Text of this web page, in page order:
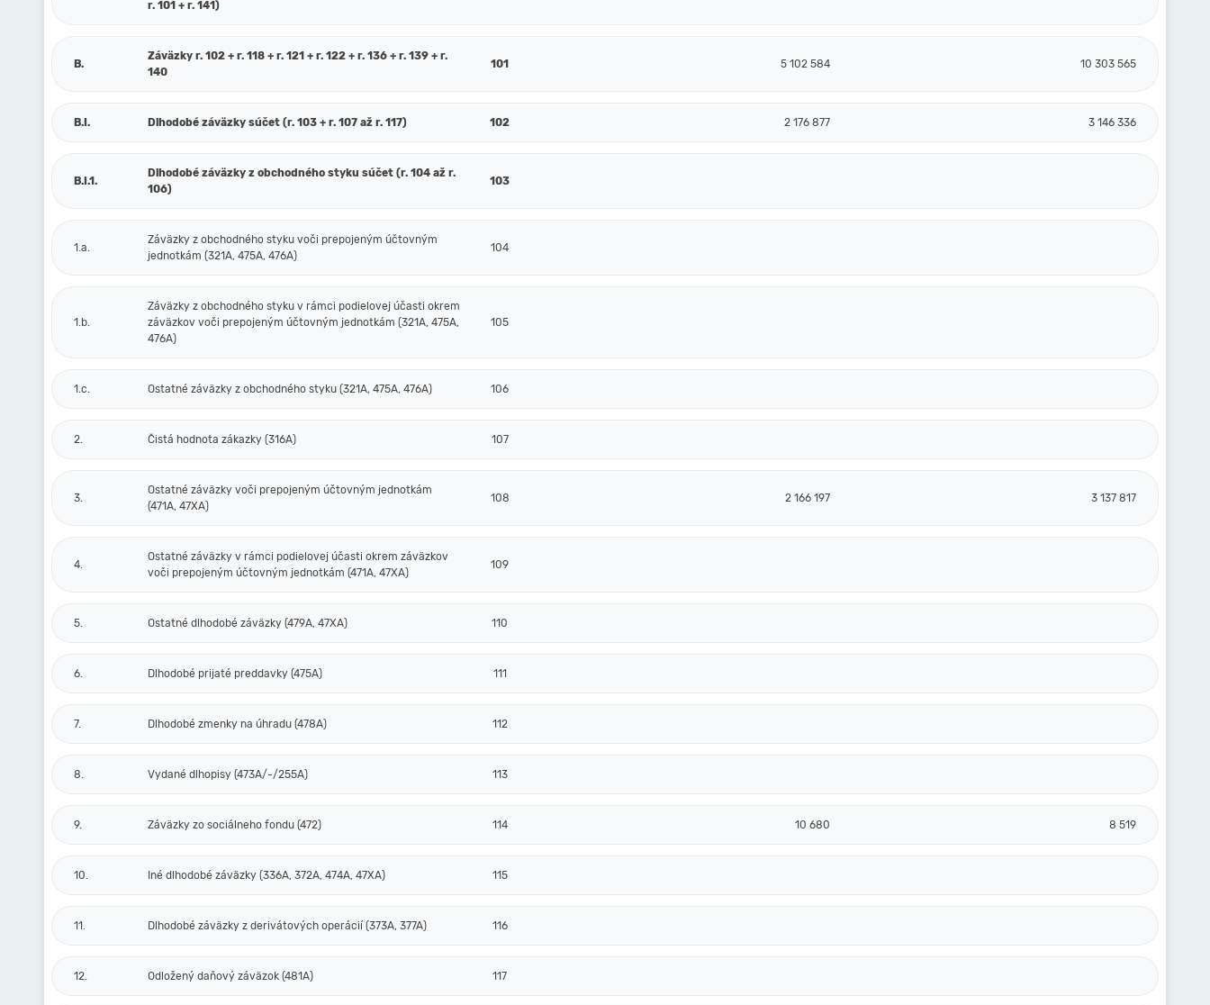
r. 101 + r. 141)
B.
Záväzky r. 102 + r. 118 + r. 121 + r. 122 + r. 136 + r. 139 + r.
140
101 5 102 584 10 303 565
B.I. Dlhodobé záväzky súčet (r. 103 + r. 107 až r. 117) 102 2 176 877 3 146 336
B.I.1.
Dlhodobé záväzky z obchodného styku súčet (r. 104 až r.
106)
103
1.a.
Záväzky z obchodného styku voči prepojeným účtovným
jednotkám (321A, 475A, 476A)
104
1.b.
Záväzky z obchodného styku v rámci podielovej účasti okrem
záväzkov voči prepojeným účtovným jednotkám (321A, 475A,
476A)
105
1.c. Ostatné záväzky z obchodného styku (321A, 475A, 476A) 106
2. Čistá hodnota zákazky (316A) 107
3.
Ostatné záväzky voči prepojeným účtovným jednotkám
(471A, 47XA)
108 2 166 197 3 137 817
4.
Ostatné záväzky v rámci podielovej účasti okrem záväzkov
voči prepojeným účtovným jednotkám (471A, 47XA)
109
5. Ostatné dlhodobé záväzky (479A, 47XA) 110
6. Dlhodobé prijaté preddavky (475A) 111
7. Dlhodobé zmenky na úhradu (478A) 112
8. Vydané dlhopisy (473A/-/255A) 113
9. Záväzky zo sociálneho fondu (472) 114 10 680 8 519
10. Iné dlhodobé záväzky (336A, 372A, 474A, 47XA) 115
11. Dlhodobé záväzky z derivátových operácií (373A, 377A) 116
12. Odložený daňový záväzok (481A) 117